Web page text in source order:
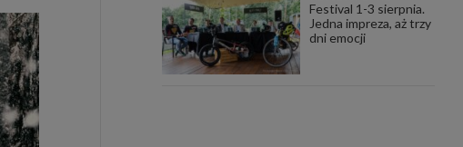
Festival 1-3 sierpnia.
Jedna impreza, aż trzy
dni emocji